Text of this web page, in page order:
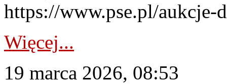
https://www.pse.pl/aukcje-
Więcej...
19 marca 2026, 08:53